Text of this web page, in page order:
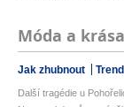
Móda a krása
Jak zhubnout
Další tragédie u